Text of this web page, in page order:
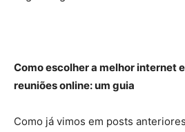
Como escolher a melhor internet
reuniões online: um guia
Como já vimos em posts